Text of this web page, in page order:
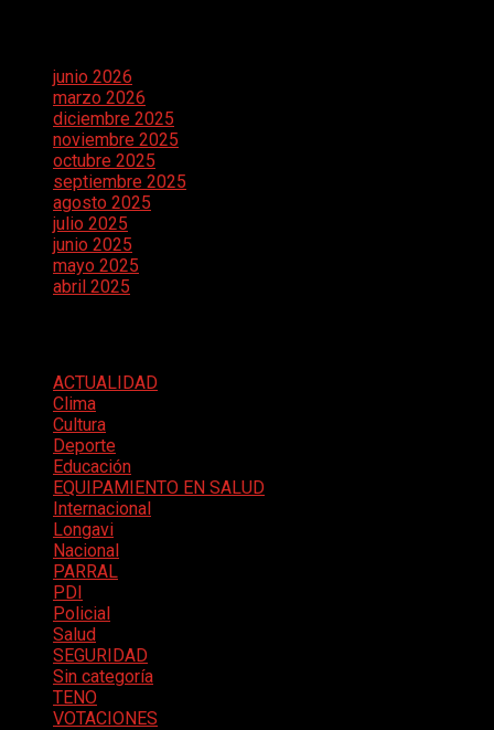
junio 2026
marzo 2026
diciembre 2025
noviembre 2025
octubre 2025
septiembre 2025
agosto 2025
julio 2025
junio 2025
mayo 2025
abril 2025
ACTUALIDAD
Clima
Cultura
Deporte
Educación
EQUIPAMIENTO EN SALUD
Internacional
Longavi
Nacional
PARRAL
PDI
Policial
Salud
SEGURIDAD
Sin categoría
TENO
VOTACIONES